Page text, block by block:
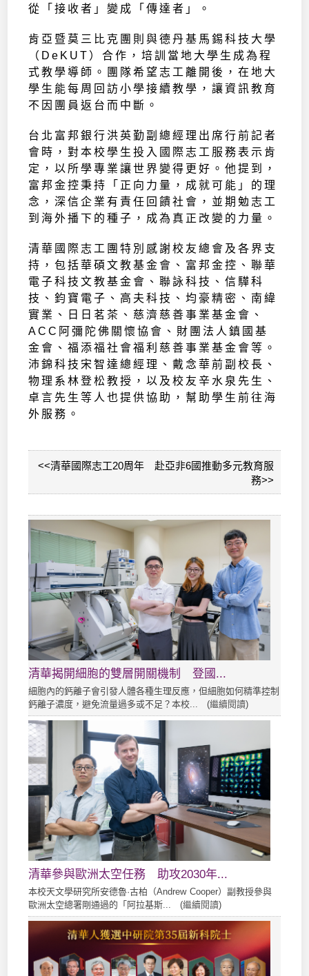
從「接收者」變成「傳達者」。
肯亞暨莫三比克團則與德丹基馬錫科技大學
（DeKUT）合作，培訓當地大學生成為程
式教學導師。團隊希望志工離開後，在地大
學生能每周回訪小學接續教學，讓資訊教育
不因團員返台而中斷。
台北富邦銀行洪英勤副總經理出席行前記者
會時，對本校學生投入國際志工服務表示肯
定，以所學專業讓世界變得更好。他提到，
富邦金控秉持「正向力量，成就可能」的理
念，深信企業有責任回饋社會，並期勉志工
到海外播下的種子，成為真正改變的力量。
清華國際志工團特別感謝校友總會及各界支
持，包括華碩文教基金會、富邦金控、聯華
電子科技文教基金會、聯詠科技、信驊科
技、鈞寶電子、高夫科技、均豪精密、南緯
實業、日日茗茶、慈濟慈善事業基金會、
ACC阿彌陀佛關懷協會、財團法人鎮國基
金會、福添福社會福利慈善事業基金會等。
沛錦科技宋智達總經理、戴念華前副校長、
物理系林登松教授，以及校友辛水泉先生、
卓言先生等人也提供協助，幫助學生前往海
外服務。
<<清華國際志工20周年 赴亞非6國推動多元教育服
務>>
清華揭開細胞的雙層開關機制 登國...
細胞內的鈣離子會引發人體各種生理反應，但細胞如何精準控制
鈣離子濃度，避免流量過多或不足？本校... (繼續閱讀)
清華參與歐洲太空任務 助攻2030年...
本校天文學研究所安德魯·古柏（Andrew Cooper）副教授參與
歐洲太空總署剛通過的「阿拉基斯... (繼續閱讀)